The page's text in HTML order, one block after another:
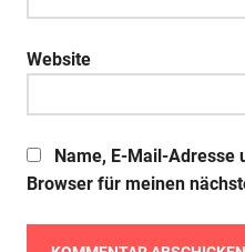
Website
Name, E-Mail-Adresse
Browser für meinen